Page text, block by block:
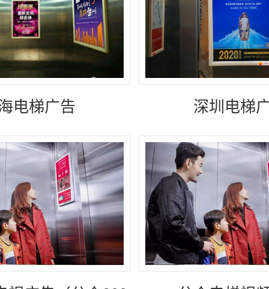
电梯广告 深圳电梯